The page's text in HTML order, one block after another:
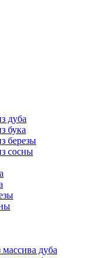
дуба
бука
березы
сосны
дуба